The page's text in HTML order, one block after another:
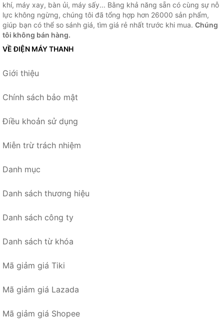
khí, máy xay, bàn ủi, máy sấy... Bằng khả năng sẵn có cùng sự nỗ
lực không ngừng, chúng tôi đã tổng hợp hơn 26000 sản phẩm,
giúp bạn có thể so sánh giá, tìm giá rẻ nhất trước khi mua. Chúng
tôi không bán hàng.
VỀ ĐIỆN MÁY THANH
Giới thiệu
Chính sách bảo mật
Điều khoản sử dụng
Miễn trừ trách nhiệm
Danh mục
Danh sách thương hiệu
Danh sách công ty
Danh sách từ khóa
Mã giảm giá Tiki
Mã giảm giá Lazada
Mã giảm giá Shopee